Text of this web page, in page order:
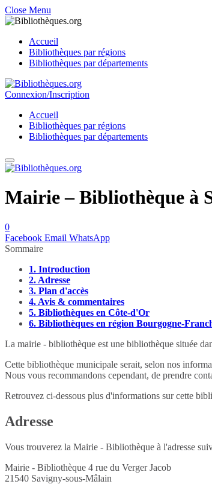
Close Menu
Accueil
Bibliothèques par régions
Bibliothèques par départements
Connexion/Inscription
Accueil
Bibliothèques par régions
Bibliothèques par départements
Mairie – Bibliothèque à
0
Facebook Email WhatsApp
Sommaire
1. Introduction
2. Adresse
3. Plan d'accès
4. Avis & commentaires
5. Bibliothèques en Côte-d'Or
6. Bibliothèques en région Bourgogne-
La mairie - bibliothèque est une bibliothèque située
Cette bibliothèque municipale serait, selon nos
Nous vous recommandons cependant, de prendre
Retrouvez ci-dessous plus d'informations sur cette
Adresse
Vous trouverez la Mairie - Bibliothèque à l'adresse
Mairie - Bibliothèque 4 rue du Verger Jacob
21540 Savigny-sous-Mâlain